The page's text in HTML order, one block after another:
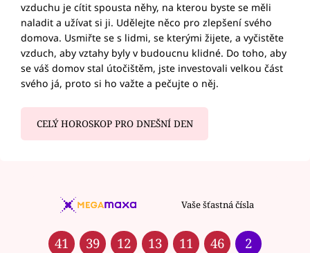
vzduchu je cítit spousta něhy, na kterou byste se měli
naladit a užívat si ji. Udělejte něco pro zlepšení svého
domova. Usmiřte se s lidmi, se kterými žijete, a vyčistěte
vzduch, aby vztahy byly v budoucnu klidné. Do toho, aby
se váš domov stal útočištěm, jste investovali velkou část
svého já, proto si ho važte a pečujte o něj.
CELÝ HOROSKOP PRO DNEŠNÍ DEN
Vaše šťastná čísla
41 39 12 13 11 46 2